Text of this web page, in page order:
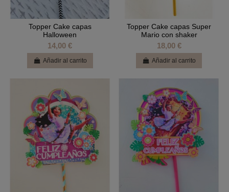
Topper Cake capas
Halloween
14,00 €
Añadir al carrito
Topper Cake capas Super
Mario con shaker
18,00 €
Añadir al carrito